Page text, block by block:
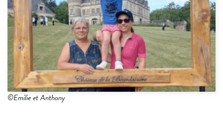
©Emilie et Anthony